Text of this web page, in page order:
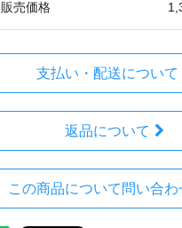
販売価格
支払い・配送について
返品について
この商品について問い合わ